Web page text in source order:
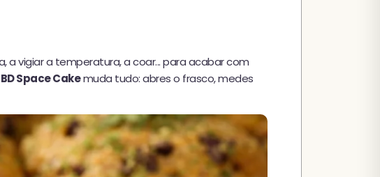
a vigiar a temperatura, a coar... para acabar com
Space Cakemuda tudo: abres o frasco, medes